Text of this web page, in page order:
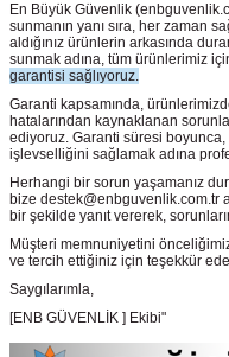
En Büyük Güvenlik
sunmanın yanı sıra, her zaman
aldığınız ürünlerin arkasında
sunmak adına, tüm ürünlerimiz
garantisi sağlıyoruz.
Garanti kapsamında,
hatalarından kaynaklanan
ediyoruz. Garanti süresi
işlevselliğini sağlamak adına
Herhangi bir sorun yaşamanız
bize destek@enbguvenlik.com.tr
bir şekilde yanıt vererek,
Müşteri memnuniyetini
ve tercih ettiğiniz için teşekkür
Saygılarımla,
[ENB GÜVENLİK ] Ekibi"